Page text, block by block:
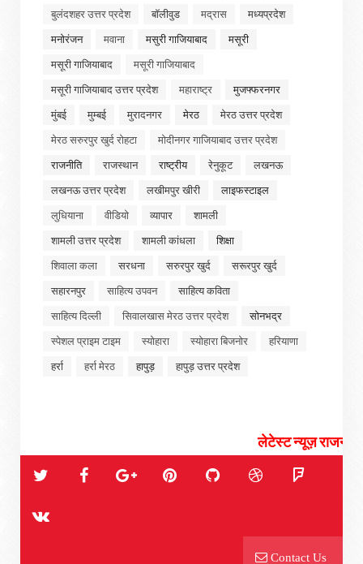
बुलंदशहर उत्तर प्रदेश
बॉलीवुड मद्रास
मध्यप्रदेश
मनोरंजन
मवाना मसुरी गाजियाबाद
मसूरी
मसूरी गाजियाबाद
मसूरी गाजियाबाद
मसूरी गाजियाबाद उत्तर प्रदेश
महाराष्ट्र
मुजफ्फरनगर
मुंबई
मुम्बई मुरादनगर मेरठ
मेरठ उत्तर प्रदेश
मेरठ सरुरपुर खुर्द रोहटा
मोदीनगर गाजियाबाद उत्तर प्रदेश
राजनीति
राजस्थान राष्ट्रीय रेनुकूट
लखनऊ
लखनऊ उत्तर प्रदेश
लखीमपुर खीरी
लाइफस्टाइल
लुधियाना
वीडियो व्यापार
शामली
शामली उत्तर प्रदेश
शामली कांधला
शिक्षा
शिवाला कला
सरधना सरुरपुर खुर्द
सरूरपुर खुर्द
सहारनपुर
साहित्य उपवन
साहित्य कविता
साहित्य दिल्ली
सिवालखास मेरठ उत्तर प्रदेश
सोनभद्र
स्पेशल प्राइम टाइम
स्योहारा स्योहारा बिजनोर
हरियाणा
हर्रा
हर्रा मेरठ हापुड़ हापुड़ उत्तर प्रदेश
लेटेस्ट न्यूज़ राजनीती, चुनाव,
Contact Us